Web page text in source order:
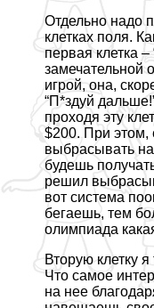
Отдельно надо
клетках поля.
первая клетка
замечательной
игрой, она,
“П*здуй
проходя эту
$200. При
выбрасывать
будешь
решил
вот система
бегаешь, тем
олимпиада
Вторую клетку
Что самое
на нее